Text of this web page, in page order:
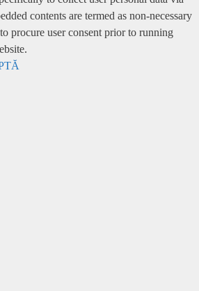
contents are termed as non-necessary
procure user consent prior to running